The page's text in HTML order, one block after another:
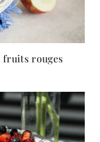
fruits rouges